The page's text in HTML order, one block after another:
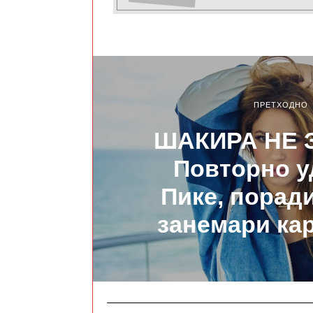
ПРЕТХОДНО
ШАКИРА НЕ
Повторно
Пике,
занемари